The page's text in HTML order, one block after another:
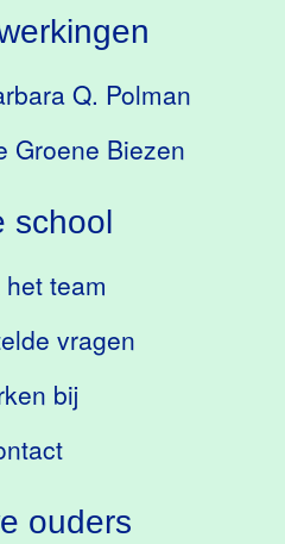
ouders
school
team
vragen
bij
Q. Polman
Groene Biezen